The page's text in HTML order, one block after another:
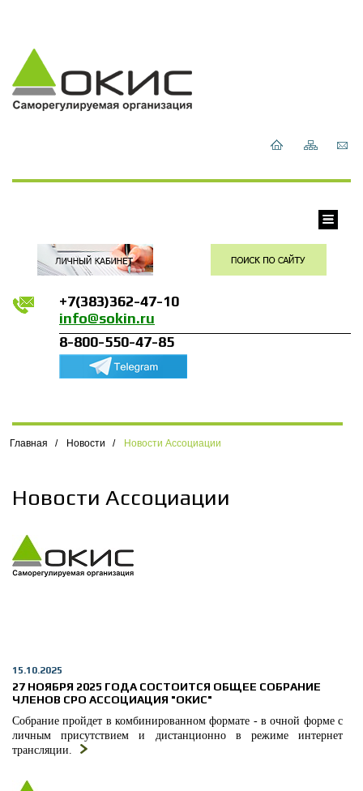
+7(383)362-47-10
info@sokin.ru
8-800-550-47-85
Главная / Новости / Новости Ассоциации
Новости Ассоциации
15.10.2025
27 НОЯБРЯ 2025 ГОДА СОСТОИТСЯ ОБЩЕЕ СОБРАНИЕ
ЧЛЕНОВ СРО АССОЦИАЦИЯ "ОКИС"
Собрание пройдет в комбинированном формате - в очной форме с
личным присутствием и дистанционно в режиме интернет
трансляции.